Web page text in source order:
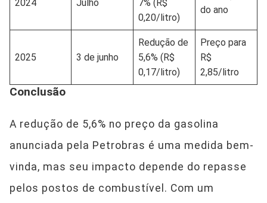
2024 Julho
7% (R$
0,20/litro)
do ano
2025 3 de junho
Redução de
5,6% (R$
0,17/litro)
Preço para
R$
2,85/litro
Conclusão
A redução de 5,6% no preço da gasolina
anunciada pela Petrobras é uma medida bem-
vinda, mas seu impacto depende do repasse
pelos postos de combustível. Com um